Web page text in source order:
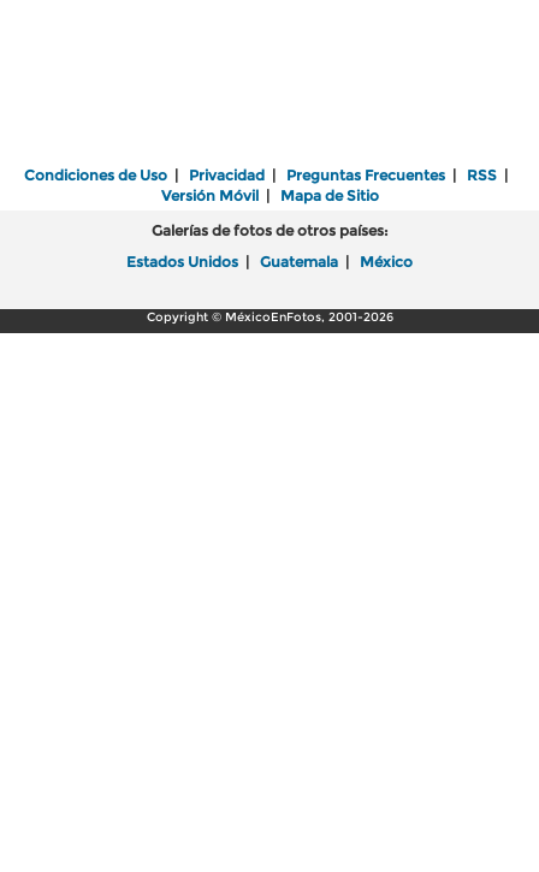
Condiciones de Uso | Privacidad | Preguntas Frecuentes | RSS |
Versión Móvil| Mapa de Sitio
Galerías de fotos de otros países:
Estados Unidos | Guatemala | México
Copyright © MéxicoEnFotos, 2001-2026